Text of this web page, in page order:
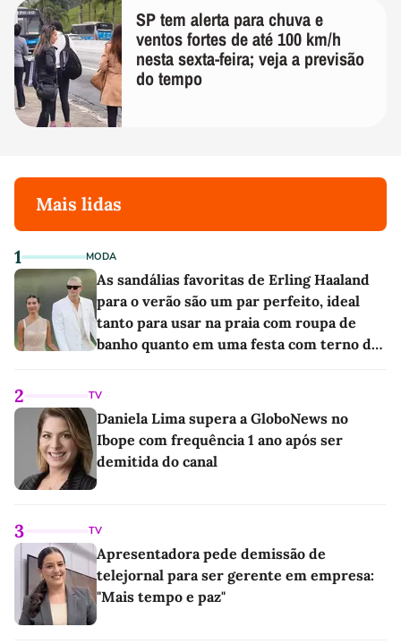
SP tem alerta para chuva e
ventos fortes de até 100 km/h
nesta sexta-feira; veja a previsão
do tempo
Mais lidas
1 MODA
As sandálias favoritas de Erling Haaland
para o verão são um par perfeito, ideal
tanto para usar na praia com roupa de
banho quanto em uma festa com terno de
2 TV
Daniela Lima supera a GloboNews no
Ibope com frequência 1 ano após ser
demitida do canal
3 TV
Apresentadora pede demissão de
telejornal para ser gerente em empresa:
"Mais tempo e paz"